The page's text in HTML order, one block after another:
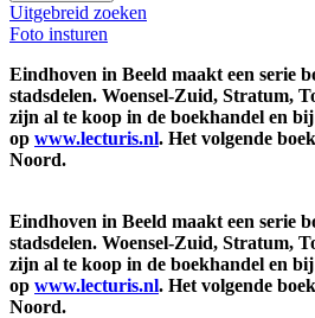
Uitgebreid zoeken
Foto insturen
Eindhoven in Beeld maakt een serie
stadsdelen. Woensel-Zuid, Stratum,
zijn al te koop in de boekhandel en
op www.lecturis.nl. Het volgende
Eindhoven in Beeld maakt een serie
stadsdelen. Woensel-Zuid, Stratum,
zijn al te koop in de boekhandel en
op www.lecturis.nl. Het volgende